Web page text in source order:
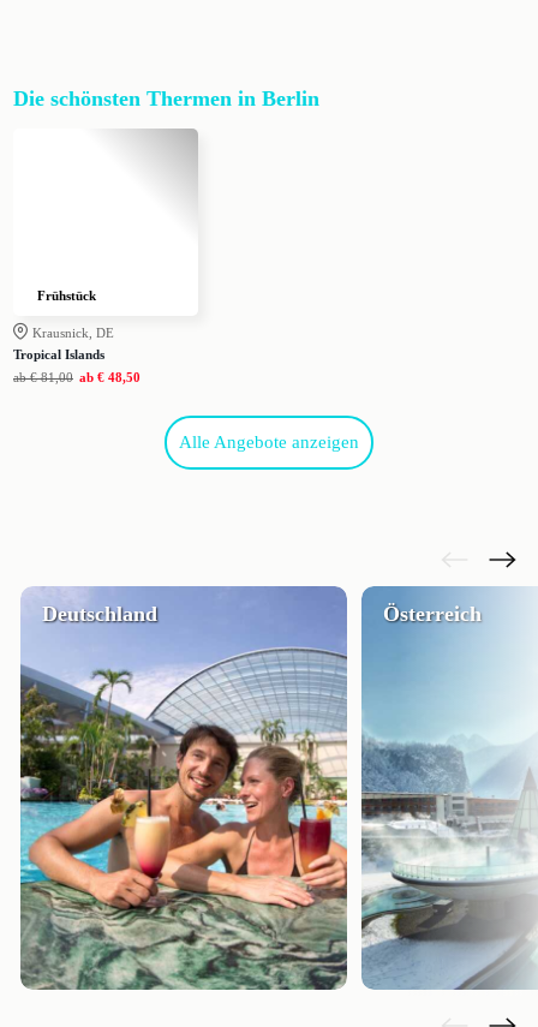
Die schönsten Thermen in Berlin
Frühstück
Krausnick, DE
Tropical Islands
ab € 81,00 ab € 48,50
Alle Angebote anzeigen
Deutschland Österreich